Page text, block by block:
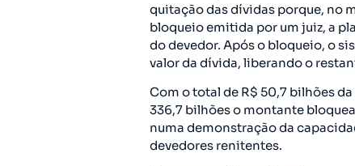
quitação das dívidas porque, no
bloqueio emitida por um juiz, a
do devedor. Após o bloqueio, o
valor da dívida, liberando o
Com o total de R$ 50,7 bilhões
336,7 bilhões o montante
numa demonstração da
devedores renitentes.